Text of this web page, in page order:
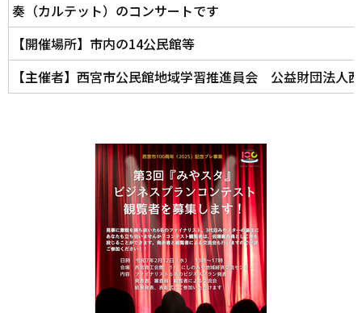
奏（カルテット）のコンサートです
【開催場所】市内の14公民館等
【主催者】西宮市公民館地域学習推進員会 公益財団法人